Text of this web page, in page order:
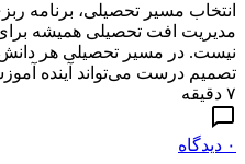
انتخاب مسیر تحصیلی، برنامه
مدیریت افت تحصیلی همیشه
نیست. در مسیر تحصیلی هر
تصمیم درست می‌تواند آینده
۷ دقیقه
۰ دیدگاه